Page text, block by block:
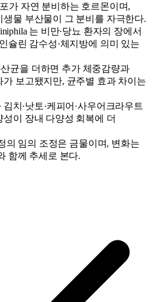
가 자연 분비하는 호르몬이며,
생물 부산물이 그 분비를 자극한다.
는 비만·당뇨 환자의 장에서
슐린 감수성·체지방에 의미 있는
균을 더하면 추가 체중감량과
가 보고됐지만, 균주별 효과 차이는
치·낫토·케피어·사우어크라우트
이 장내 다양성 회복에 더
의 임의 조정은 금물이며, 변화는
함께 추세로 본다.